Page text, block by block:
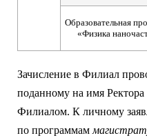
Образовательная
«Физика
Зачисление в Филиал
поданному на имя
Филиалом. К личному
по программам